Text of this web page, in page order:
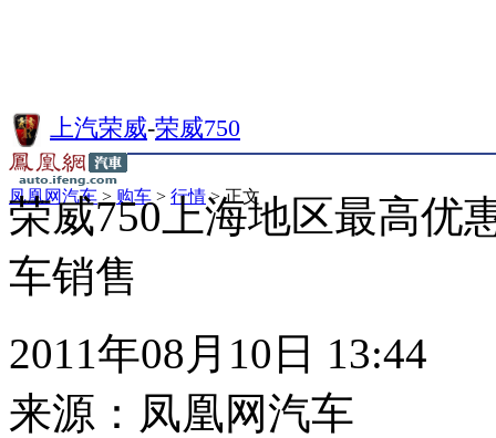
上汽荣威-荣威750
凤凰网汽车 > 购车 > 行情> 正文
荣威750上海地区最高优
车销售
2011年08月10日 13:44
来源： 凤凰网汽车